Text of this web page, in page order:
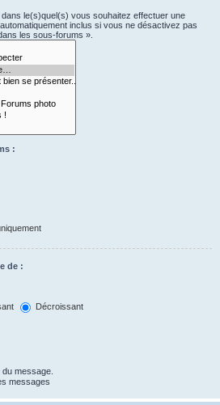
le(s)quel(s) vous souhaitez effectuer une
inclus si vous ne désactivez pas
les sous-forums ».
:
de :
Décroissant
du message.
messages